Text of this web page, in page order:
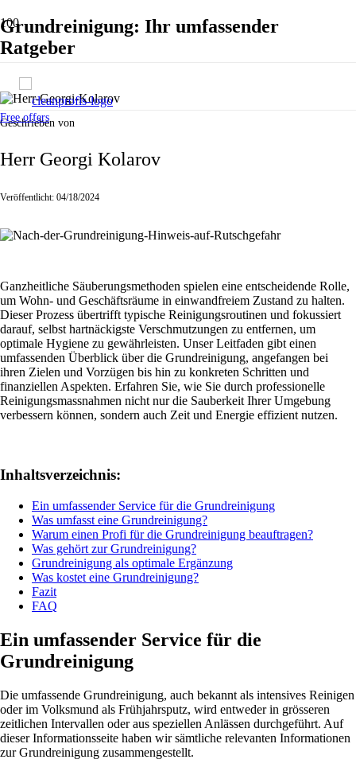
Free offers
Grundreinigung: Ihr umfassender
Ratgeber
Geschrieben von
Herr Georgi Kolarov
Veröffentlicht: 04/18/2024
Ganzheitliche Säuberungsmethoden spielen eine entscheidende Rolle,
um Wohn- und Geschäftsräume in einwandfreiem Zustand zu halten.
Dieser Prozess übertrifft typische Reinigungsroutinen und fokussiert
darauf, selbst hartnäckigste Verschmutzungen zu entfernen, um
optimale Hygiene zu gewährleisten. Unser Leitfaden gibt einen
umfassenden Überblick über die Grundreinigung, angefangen bei
ihren Zielen und Vorzügen bis hin zu konkreten Schritten und
finanziellen Aspekten. Erfahren Sie, wie Sie durch professionelle
Reinigungsmassnahmen nicht nur die Sauberkeit Ihrer Umgebung
verbessern können, sondern auch Zeit und Energie effizient nutzen.
Inhaltsverzeichnis:
Ein umfassender Service für die Grundreinigung
Was umfasst eine Grundreinigung?
Warum einen Profi für die Grundreinigung beauftragen?
Was gehört zur Grundreinigung?
Grundreinigung als optimale Ergänzung
Was kostet eine Grundreinigung?
Fazit
FAQ
Ein umfassender Service für die
Grundreinigung
Die umfassende Grundreinigung, auch bekannt als intensives Reinigen
oder im Volksmund als Frühjahrsputz, wird entweder in grösseren
zeitlichen Intervallen oder aus speziellen Anlässen durchgeführt. Auf
dieser Informationsseite haben wir sämtliche relevanten Informationen
zur Grundreinigung zusammengestellt.